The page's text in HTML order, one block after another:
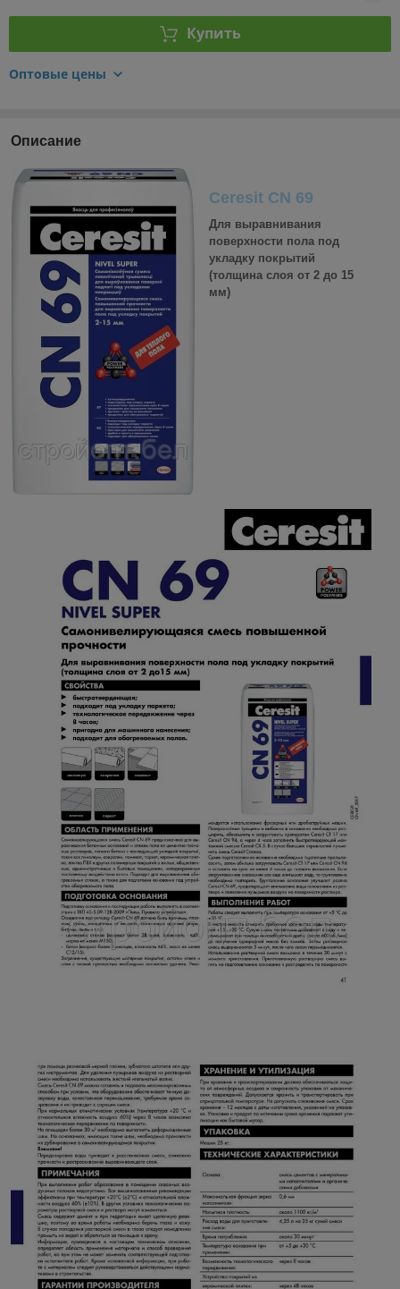
Купить
Оптовые цены
Описание
Ceresit CN 69
Для выравнивания
поверхности пола под
укладку покрытий
(толщина слоя от 2 до 15
мм)